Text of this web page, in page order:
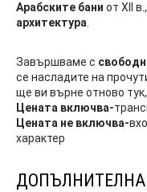
Арабските бани от XII
архитектура
Завършваме с
се насладите на
ще ви върне отново
Цената включва-
Цената не включва-
характер